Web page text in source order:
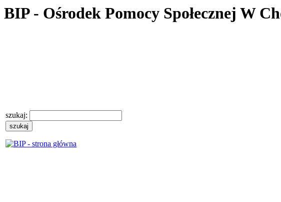
BIP - Ośrodek Pomocy Społecznej W
szukaj: